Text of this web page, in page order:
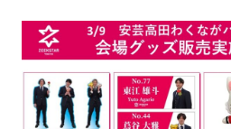
TEAM
SCHEDULE